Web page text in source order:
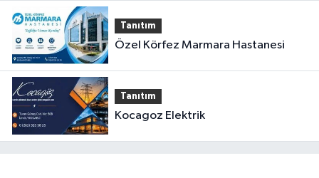
Tanıtım
Özel Körfez Marmara Hastanesi
Tanıtım
Kocagoz Elektrik